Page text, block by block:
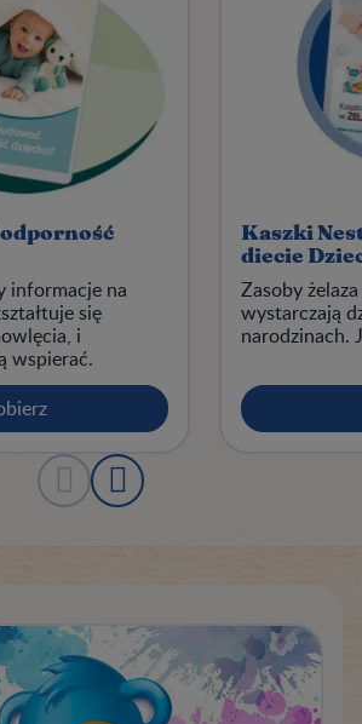
informacje na
się
i
wspierać.
Kaszki
diecie
Zasoby
wystarczają
narodzinach.